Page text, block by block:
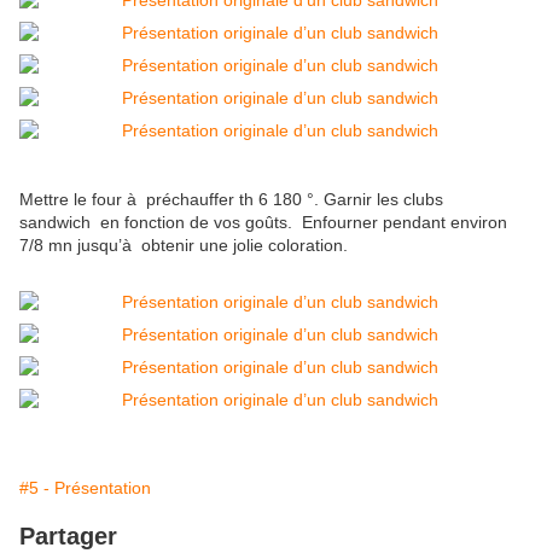
Mettre le four à préchauffer th 6 180 °. Garnir les clubs
sandwich en fonction de vos goûts. Enfourner pendant environ
7/8 mn jusqu’à obtenir une jolie coloration.
#5 - Présentation
Partager